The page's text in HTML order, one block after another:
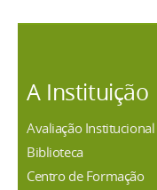
A Instituição
Avaliação Institucional
Biblioteca
Centro de Formação